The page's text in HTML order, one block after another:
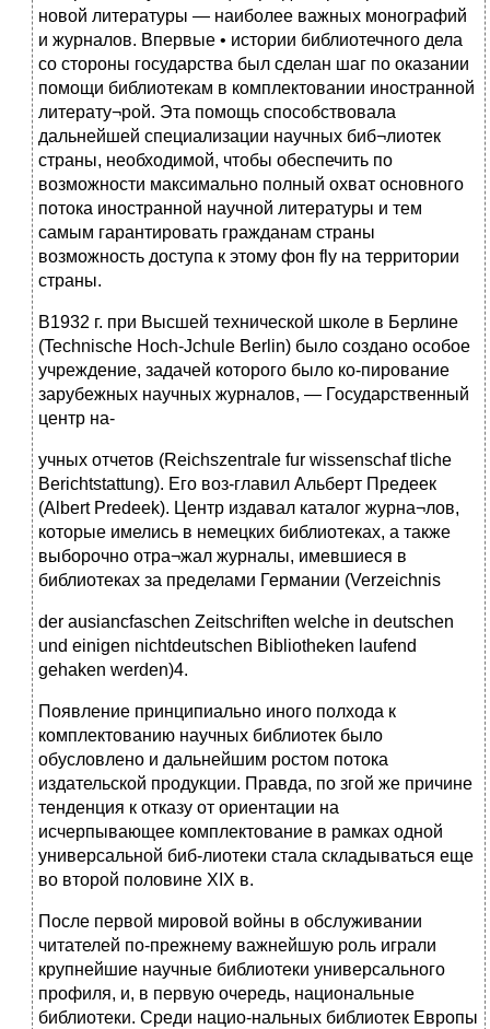
новой литературы — наиболее важных монографий
и журналов. Впервые • истории библиотечного дела
со стороны государства был сделан шаг по оказании
помощи библиотекам в комплектовании иностранной
литерату¬рой. Эта помощь способствовала
дальнейшей специализации научных биб¬лиотек
страны, необходимой, чтобы обеспечить по
возможности максимально полный охват основного
потока иностранной научной литературы и тем
самым гарантировать гражданам страны
возможность доступа к этому фон fly на территории
страны.
В1932 г. при Высшей технической школе в Берлине
(Technische Hoch-Jchule Berlin) было создано особое
учреждение, задачей которого было ко-пирование
зарубежных научных журналов, — Государственный
центр на-
учных отчетов (Reichszentrale fur wissenschaf tliche
Berichtstattung). Его воз-главил Альберт Предеек
(Albert Predeek). Центр издавал каталог журна¬лов,
которые имелись в немецких библиотеках, а также
выборочно отра¬жал журналы, имевшиеся в
библиотеках за пределами Германии (Verzeichnis
der ausiancfaschen Zeitschriften welche in deutschen
und einigen nichtdeutschen Bibliotheken laufend
gehaken werden)4.
Появление принципиально иного полхода к
комплектованию научных библиотек было
обусловлено и дальнейшим ростом потока
издательской продукции. Правда, по згой же причине
тенденция к отказу от ориентации на
исчерпывающее комплектование в рамках одной
универсальной биб-лиотеки стала складываться еще
во второй половине XIX в.
После первой мировой войны в обслуживании
читателей по-прежнему важнейшую роль играли
крупнейшие научные библиотеки универсального
профиля, и, в первую очередь, национальные
библиотеки. Среди нацио-нальных библиотек Европы